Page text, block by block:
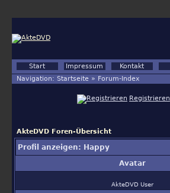
Start Impressum Kontakt
Navigation: Startseite » Forum-Index
Registrieren
AkteDVD Foren-Übersicht
Profil anzeigen: Happy
Avatar
AkteDVD User